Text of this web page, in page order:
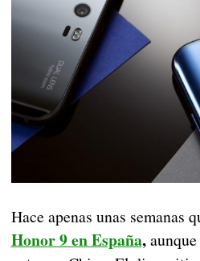
Hace apenas unas semanas
Honor 9 en España,aunque